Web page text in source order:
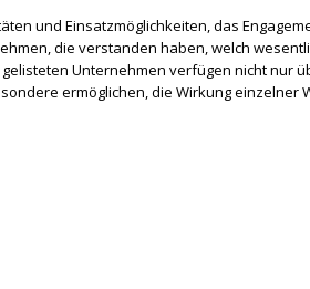
und Einsatzmöglichkeiten, das
die verstanden haben, welch
Unternehmen verfügen nicht nur
ermöglichen, die Wirkung einzelner